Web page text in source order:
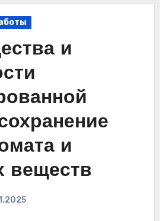
и
и
веществ